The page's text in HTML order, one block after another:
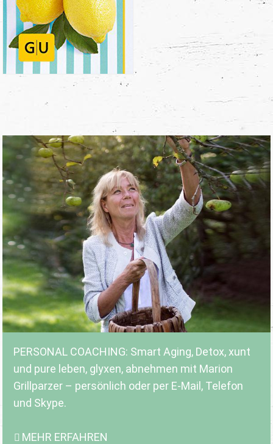
PERSONAL COACHING: Smart Aging, Detox, xunt
und pure leben, glyxen, abnehmen mit Marion
Grillparzer – persönlich oder per E-Mail, Telefon
und Skype.
MEHR ERFAHREN